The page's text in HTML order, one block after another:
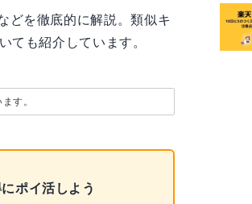
どを徹底的に解説。類似キ
ても紹介しています。
す。
ポイ活しよう